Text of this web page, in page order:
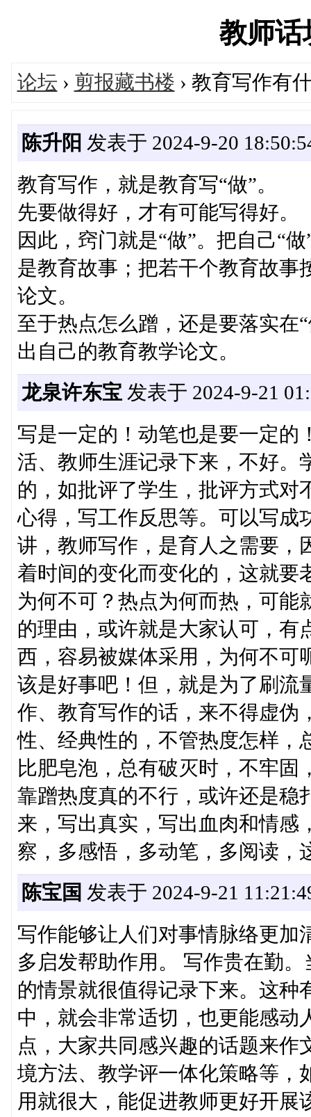
教师话
论坛 › 剪报藏书楼 › 教育写作有
陈升阳 发表于 2024-9-20
教育写作，就是教育写“做”。
先要做得好，才有可能写得好。
因此，窍门就是“做”。把自己“
是教育故事；把若干个教育故事
论文。
至于热点怎么蹭，还是要落实在
出自己的教育教学论文。
龙泉许东宝 发表于 2024-9-21
写是一定的！动笔也是要一定的
活、教师生涯记录下来，不好。
的，如批评了学生，批评方式对
心得，写工作反思等。可以写成
讲，教师写作，是育人之需要，
着时间的变化而变化的，这就要
为何不可？热点为何而热，可能
的理由，或许就是大家认可，有
西，容易被媒体采用，为何不可
该是好事吧！但，就是为了刷流
作、教育写作的话，来不得虚伪
性、经典性的，不管热度怎样，
比肥皂泡，总有破灭时，不牢
靠蹭热度真的不行，或许还是稳
来，写出真实，写出血肉和情感
察，多感悟，多动笔，多阅读，
陈宝国 发表于 2024-9-21
写作能够让人们对事情脉络更加
多启发帮助作用。 写作贵在勤
的情景就很值得记录下来。这种
中，就会非常适切，也更能感动
点，大家共同感兴趣的话题来
境方法、教学评一体化策略等，
用就很大，能促进教师更好开展